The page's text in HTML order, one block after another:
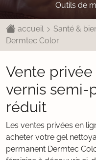
Outils de
accueil Santé &
Dermtec Color
Vente
vernis semi-
réduit
Les ventes privées en
acheter votre gel
permanent Dermtec